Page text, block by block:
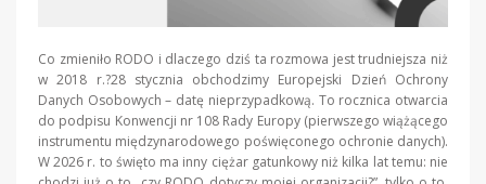
Co zmieniło RODO i dlaczego dziś ta rozmowa jest trudniejsza niż
w 2018 r.?28 stycznia obchodzimy Europejski Dzień Ochrony
Danych Osobowych – datę nieprzypadkową. To rocznica otwarcia
do podpisu Konwencji nr 108 Rady Europy (pierwszego wiążącego
instrumentu międzynarodowego poświęconego ochronie danych).
W 2026 r. to święto ma inny ciężar gatunkowy niż kilka lat temu: nie